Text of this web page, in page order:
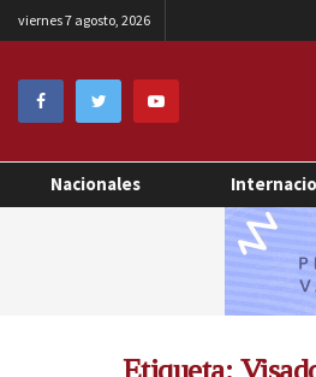
viernes 7 agosto, 2026
Nacionales